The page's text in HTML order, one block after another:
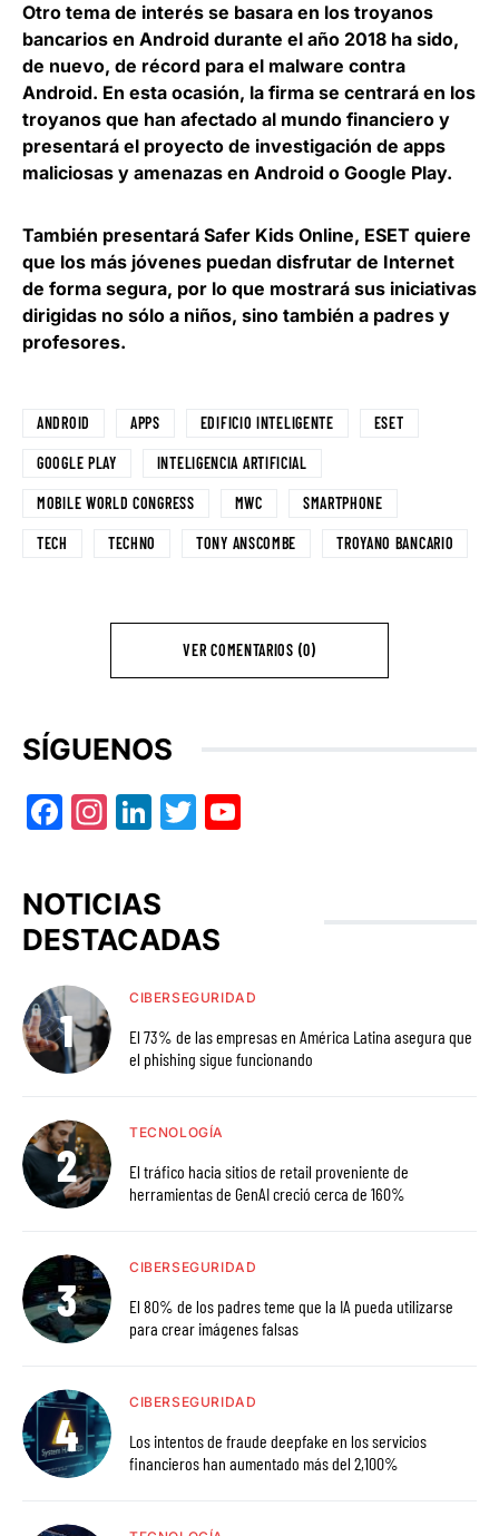
Otro tema de interés se basara en los troyanos
bancarios en Android durante el año 2018 ha sido,
de nuevo, de récord para el malware contra
Android. En esta ocasión, la firma se centrará en los
troyanos que han afectado al mundo financiero y
presentará el proyecto de investigación de apps
maliciosas y amenazas en Android o Google Play.
También presentará Safer Kids Online, ESET quiere
que los más jóvenes puedan disfrutar de Internet
de forma segura, por lo que mostrará sus iniciativas
dirigidas no sólo a niños, sino también a padres y
profesores.
ANDROID APPS EDIFICIO INTELIGENTE ESET
GOOGLE PLAY INTELIGENCIA ARTIFICIAL
MOBILE WORLD CONGRESS MWC SMARTPHONE
TECH TECHNO TONY ANSCOMBE TROYANO BANCARIO
VER COMENTARIOS (0)
SÍGUENOS
Facebook
Instagram
LinkedIn
Twitter
NOTICIAS
DESTACADAS
CIBERSEGURIDAD
El 73% de las empresas en América Latina asegura que
el phishing sigue funcionando
TECNOLOGÍA
El tráfico hacia sitios de retail proveniente de
herramientas de GenAI creció cerca de 160%
CIBERSEGURIDAD
El 80% de los padres teme que la IA pueda utilizarse
para crear imágenes falsas
CIBERSEGURIDAD
Los intentos de fraude deepfake en los servicios
financieros han aumentado más del 2,100%